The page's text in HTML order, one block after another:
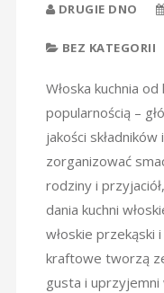
DRUGIE DNO
BEZ KATEGORII
Włoska kuchnia
popularnością –
jakości
zorganizować
rodziny i
dania kuchni
włoskie przekąski
kraftowe tworzą
gusta i uprzyjemni